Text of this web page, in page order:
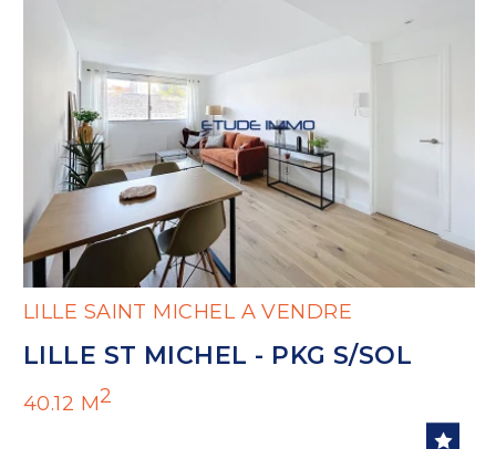
LILLE SAINT MICHEL A VENDRE
LILLE ST MICHEL - PKG S/SOL
40.12 M2